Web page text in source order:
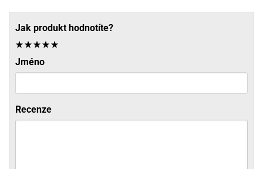
Jak produkt hodnotíte?
Jméno
Recenze